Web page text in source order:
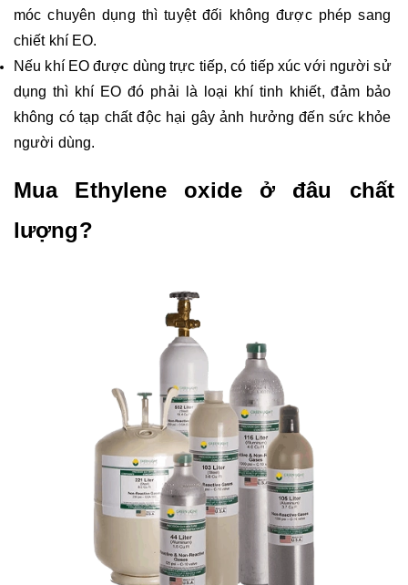
móc chuyên dụng thì tuyệt đối không được phép sang
chiết khí EO.
Nếu khí EO được dùng trực tiếp, có tiếp xúc với người sử
dụng thì khí EO đó phải là loại khí tinh khiết, đảm bảo
không có tạp chất độc hại gây ảnh hưởng đến sức khỏe
người dùng.
Mua Ethylene oxide ở đâu chất
lượng?